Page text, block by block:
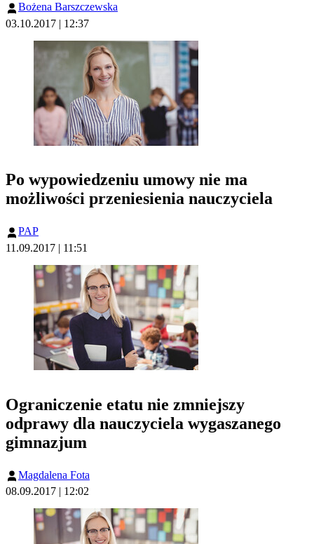
Bożena Barszczewska
03.10.2017 | 12:37
Po wypowiedzeniu umowy nie ma
możliwości przeniesienia nauczyciela
PAP
11.09.2017 | 11:51
Ograniczenie etatu nie zmniejszy
odprawy dla nauczyciela wygaszanego
gimnazjum
Magdalena Fota
08.09.2017 | 12:02